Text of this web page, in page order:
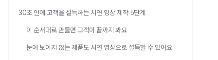
30초 안에 고객을 설득하는 시연 영상 제작 5단계
이 순서대로 만들면 고객이 끝까지 봐요
눈에 보이지 않는 제품도 시연 영상으로 설득할 수 있어요